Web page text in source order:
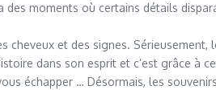
moments où certains détails
et des signes.
dans son esprit et c’est grâce à
échapper … Désormais, les